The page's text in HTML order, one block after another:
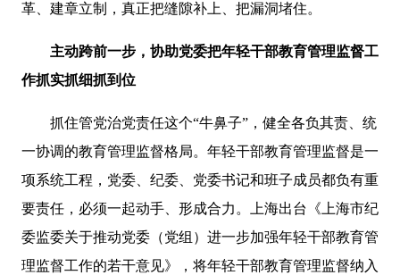
革、建章立制，真正把缝隙补上、把漏洞堵住。
主动跨前一步，协助党委把年轻干部教育管理监督工
作抓实抓细抓到位
抓住管党治党责任这个“牛鼻子”，健全各负其责、统
一协调的教育管理监督格局。年轻干部教育管理监督是一
项系统工程，党委、纪委、党委书记和班子成员都负有重
要责任，必须一起动手、形成合力。上海出台《上海市纪
委监委关于推动党委（党组）进一步加强年轻干部教育管
理监督工作的若干意见》，将年轻干部教育管理监督纳入